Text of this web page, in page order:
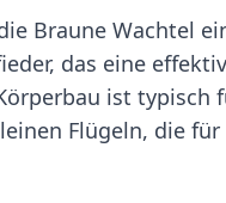
Braune Wachtel
das eine
ist typisch
Flügeln, die